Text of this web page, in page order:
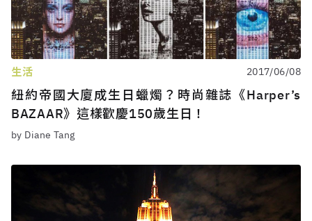
生活 2017/06/08
紐約帝國大廈成生日蠟燭？時尚雜誌《Harper’s
BAZAAR》這樣歡慶150歲生日！
by Diane Tang